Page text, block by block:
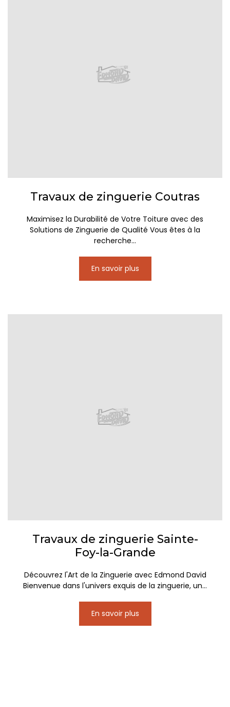
Travaux de zinguerie Coutras
Maximisez la Durabilité de Votre Toiture avec des
Solutions de Zinguerie de Qualité Vous êtes à la
recherche...
En savoir plus
Travaux de zinguerie Sainte-
Foy-la-Grande
Découvrez l'Art de la Zinguerie avec Edmond David
Bienvenue dans l'univers exquis de la zinguerie, un...
En savoir plus